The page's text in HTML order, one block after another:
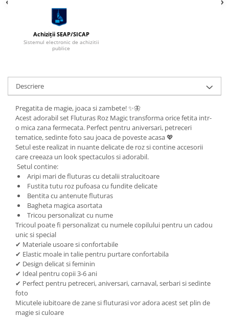
Achiziții SEAP/SICAP
Sistemul electronic de achizitii
publice
Descriere
Pregatita de magie, joaca si zambete! ✨🦋
Acest adorabil set Fluturas Roz Magic transforma orice fetita intr-
o mica zana fermecata. Perfect pentru aniversari, petreceri
tematice, sedinte foto sau joaca de poveste acasa 💖
Setul este realizat in nuante delicate de roz si contine accesorii
care creeaza un look spectaculos si adorabil.
Setul contine:
Aripi mari de fluturas cu detalii stralucitoare
Fustita tutu roz pufoasa cu fundite delicate
Bentita cu antenute fluturas
Bagheta magica asortata
Tricou personalizat cu nume
Tricoul poate fi personalizat cu numele copilului pentru un cadou
unic si special
✔ Materiale usoare si confortabile
✔ Elastic moale in talie pentru purtare confortabila
✔ Design delicat si feminin
✔ Ideal pentru copii 3-6 ani
✔ Perfect pentru petreceri, aniversari, carnaval, serbari si sedinte
foto
Micutele iubitoare de zane si fluturasi vor adora acest set plin de
magie si culoare